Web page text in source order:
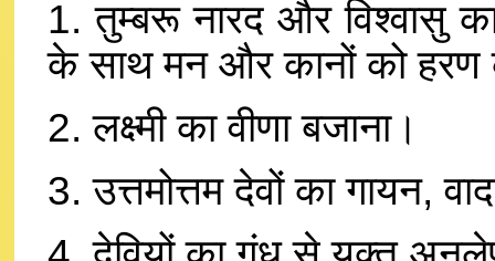
1. तुम्बरू नारद और विश्वासु
के साथ मन और कानों को हरण
2. लक्ष्मी का वीणा बजाना।
3. उत्तमोत्तम देवों का गायन,